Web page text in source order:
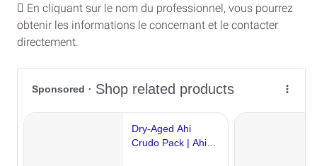
En cliquant sur le nom du professionnel, vous pourrez
obtenir les informations le concernant et le contacter
directement.